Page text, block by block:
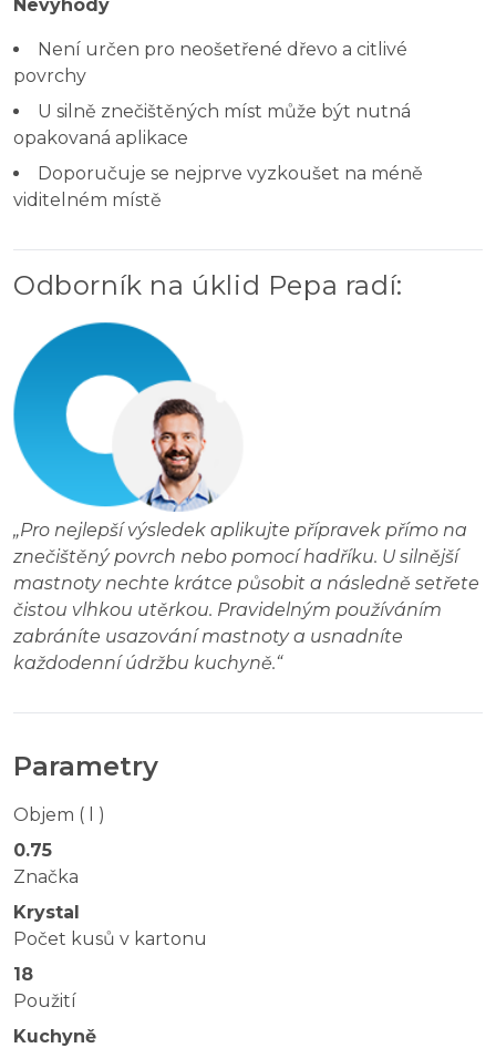
Nevýhody
Není určen pro neošetřené dřevo a citlivé
povrchy
U silně znečištěných míst může být nutná
opakovaná aplikace
Doporučuje se nejprve vyzkoušet na méně
viditelném místě
Odborník na úklid Pepa radí:
„Pro nejlepší výsledek aplikujte přípravek přímo na
znečištěný povrch nebo pomocí hadříku. U silnější
mastnoty nechte krátce působit a následně setřete
čistou vlhkou utěrkou. Pravidelným používáním
zabráníte usazování mastnoty a usnadníte
každodenní údržbu kuchyně.“
Parametry
Objem ( l )
0.75
Značka
Krystal
Počet kusů v kartonu
18
Použití
Kuchyně